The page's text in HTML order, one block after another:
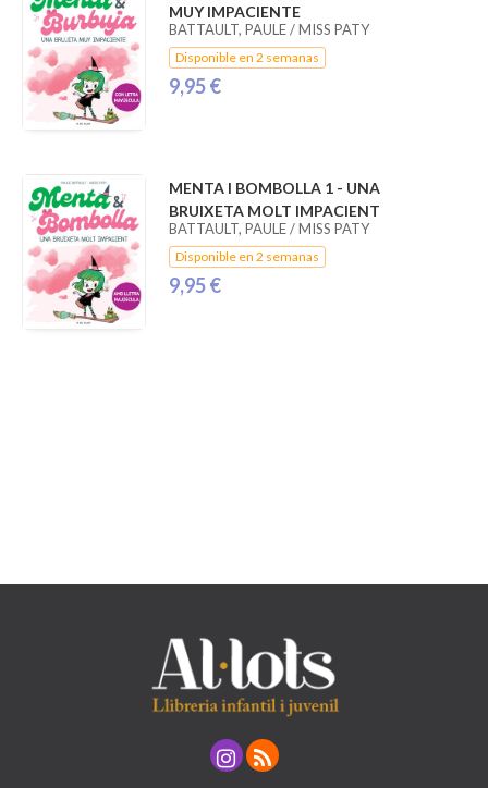
MUY IMPACIENTE
BATTAULT, PAULE / MISS PATY
Disponible en 2 semanas
9,95 €
MENTA I BOMBOLLA 1 - UNA
BRUIXETA MOLT IMPACIENT
BATTAULT, PAULE / MISS PATY
Disponible en 2 semanas
9,95 €